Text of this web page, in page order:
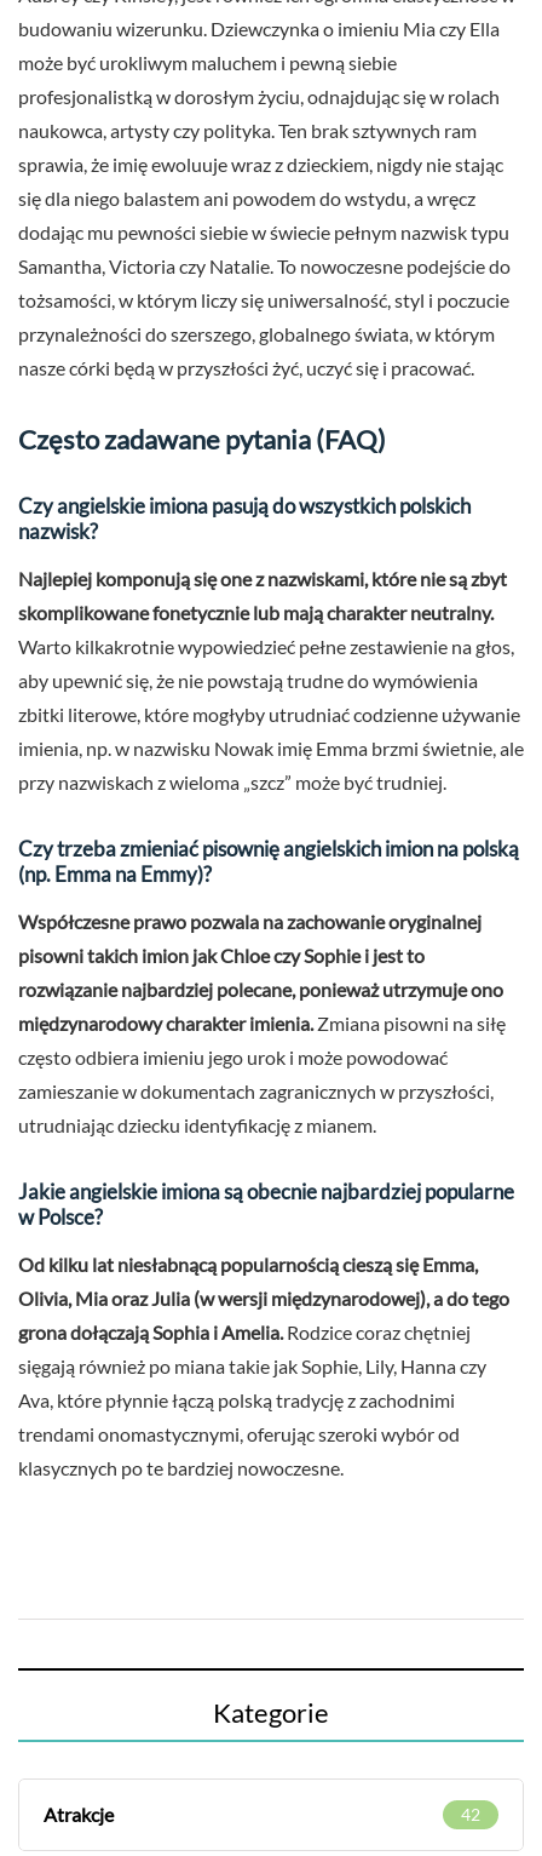
budowaniu wizerunku. Dziewczynka o imieniu Mia czy Ella
może być urokliwym maluchem i pewną siebie
profesjonalistką w dorosłym życiu, odnajdując się w rolach
naukowca, artysty czy polityka. Ten brak sztywnych ram
sprawia, że imię ewoluuje wraz z dzieckiem, nigdy nie stając
się dla niego balastem ani powodem do wstydu, a wręcz
dodając mu pewności siebie w świecie pełnym nazwisk typu
Samantha, Victoria czy Natalie. To nowoczesne podejście do
tożsamości, w którym liczy się uniwersalność, styl i poczucie
przynależności do szerszego, globalnego świata, w którym
nasze córki będą w przyszłości żyć, uczyć się i pracować.
Często zadawane pytania (FAQ)
Czy angielskie imiona pasują do wszystkich polskich
nazwisk?
Najlepiej komponują się one z nazwiskami, które nie są zbyt
skomplikowane fonetycznie lub mają charakter neutralny.
Warto kilkakrotnie wypowiedzieć pełne zestawienie na głos,
aby upewnić się, że nie powstają trudne do wymówienia
zbitki literowe, które mogłyby utrudniać codzienne używanie
imienia, np. w nazwisku Nowak imię Emma brzmi świetnie, ale
przy nazwiskach z wieloma „szcz” może być trudniej.
Czy trzeba zmieniać pisownię angielskich imion na polską
(np. Emma na Emmy)?
Współczesne prawo pozwala na zachowanie oryginalnej
pisowni takich imion jak Chloe czy Sophie i jest to
rozwiązanie najbardziej polecane, ponieważ utrzymuje ono
międzynarodowy charakter imienia. Zmiana pisowni na siłę
często odbiera imieniu jego urok i może powodować
zamieszanie w dokumentach zagranicznych w przyszłości,
utrudniając dziecku identyfikację z mianem.
Jakie angielskie imiona są obecnie najbardziej popularne
w Polsce?
Od kilku lat niesłabnącą popularnością cieszą się Emma,
Olivia, Mia oraz Julia (w wersji międzynarodowej), a do tego
grona dołączają Sophia i Amelia. Rodzice coraz chętniej
sięgają również po miana takie jak Sophie, Lily, Hanna czy
Ava, które płynnie łączą polską tradycję z zachodnimi
trendami onomastycznymi, oferując szeroki wybór od
klasycznych po te bardziej nowoczesne.
Kategorie
Atrakcje 42